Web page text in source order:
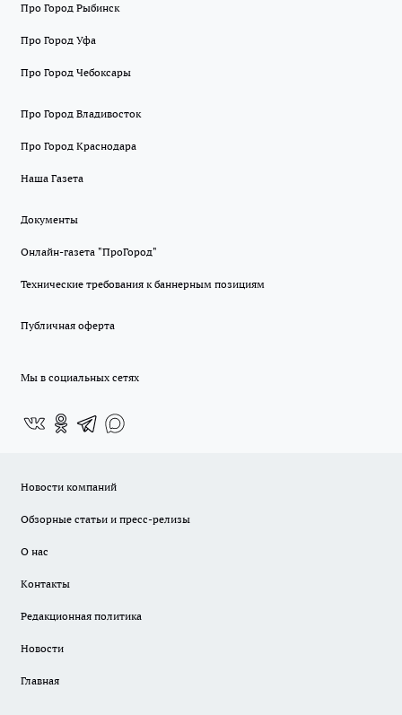
Про Город Рыбинск
Про Город Уфа
Про Город Чебоксары
Про Город Владивосток
Про Город Краснодара
Наша Газета
Документы
Онлайн-газета "ПроГород"
Технические требования к баннерным позициям
Публичная оферта
Мы в социальных сетях
Новости компаний
Обзорные статьи и пресс-релизы
О нас
Контакты
Редакционная политика
Новости
Главная